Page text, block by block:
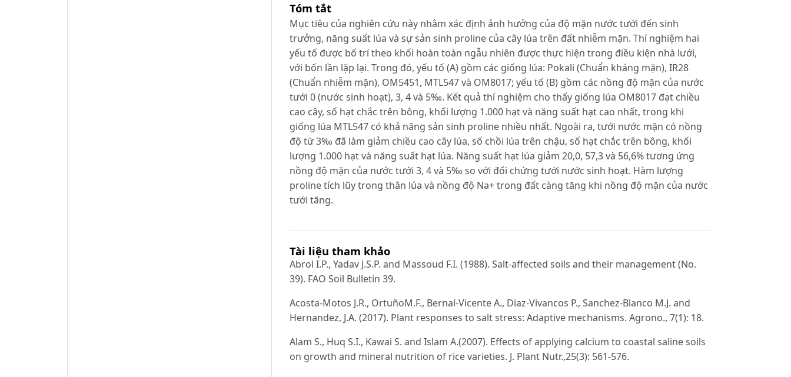
Tóm tắt
Mục tiêu của nghiên cứu này nhằm xác định ảnh hưởng của độ mặn nước tưới đến sinh
trưởng, năng suất lúa và sự sản sinh proline của cây lúa trên đất nhiễm mặn. Thí nghiệm hai
yếu tố được bố trí theo khối hoàn toàn ngẫu nhiên được thực hiện trong điều kiện nhà lưới,
với bốn lần lặp lại. Trong đó, yếu tố (A) gồm các giống lúa: Pokali (Chuẩn kháng mặn), IR28
(Chuẩn nhiễm mặn), OM5451, MTL547 và OM8017; yếu tố (B) gồm các nồng độ mặn của nước
tưới 0 (nước sinh hoạt), 3, 4 và 5‰. Kết quả thí nghiệm cho thấy giống lúa OM8017 đạt chiều
cao cây, số hạt chắc trên bông, khối lượng 1.000 hạt và năng suất hạt cao nhất, trong khi
giống lúa MTL547 có khả năng sản sinh proline nhiều nhất. Ngoài ra, tưới nước mặn có nồng
độ từ 3‰ đã làm giảm chiều cao cây lúa, số chồi lúa trên chậu, số hạt chắc trên bông, khối
lượng 1.000 hạt và năng suất hạt lúa. Năng suất hạt lúa giảm 20,0, 57,3 và 56,6% tương ứng
nồng độ mặn của nước tưới 3, 4 và 5‰ so với đối chứng tưới nước sinh hoạt. Hàm lượng
proline tích lũy trong thân lúa và nồng độ Na+ trong đất càng tăng khi nồng độ mặn của nước
tưới tăng.
Tài liệu tham khảo
Abrol I.P., Yadav J.S.P. and Massoud F.I. (1988). Salt-affected soils and their management (No.
39). FAO Soil Bulletin 39.
Acosta-Motos J.R., OrtuñoM.F., Bernal-Vicente A., Diaz-Vivancos P., Sanchez-Blanco M.J. and
Hernandez, J.A. (2017). Plant responses to salt stress: Adaptive mechanisms. Agrono., 7(1): 18.
Alam S., Huq S.I., Kawai S. and Islam A.(2007). Effects of applying calcium to coastal saline soils
on growth and mineral nutrition of rice varieties. J. Plant Nutr.,25(3): 561-576.